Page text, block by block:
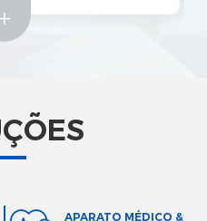
APARATO MÉDICO &